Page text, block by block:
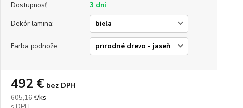
Dostupnosť
3 dni
Dekór lamina:
Farba podnože:
605,16 €/ks
492 € bez DPH